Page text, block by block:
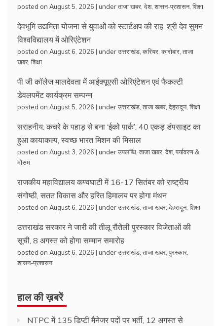
posted on August 5, 2026 | underताजा खबर देश, शासन-प्रशासन, शिक्षा
देवभूमि उद्यमिता योजना से युवाओं को स्टार्टअप की राह, श्री देव सुमन
विश्वविद्यालय में ओरिएंटेशन
posted on August 6, 2026 | underउत्तराखंड करियर कारोबार ताजा
खबर शिक्षा
पी जी कॉलेज मालदेवता में आईक्यूएसी ओरिएंटेशन एवं फैकल्टी
डेवलपमेंट कार्यक्रम सम्पन्न
posted on August 5, 2026 | underउत्तराखंड ताजा खबर देहरादून, शिक्षा
सराहनीय: कचरे के पहाड़ से बना ‘ईको पार्क’: 40 एकड़ डंपसाइट का
हुआ कायाकल्प, स्वच्छ भारत मिशन की मिसाल
posted on August 3, 2026 | underउपलब्धि ताजा खबर देश, पर्यावरण &
मौसम
राजकीय महाविद्यालय कण्वघाटी में 16-17 सितंबर को राष्ट्रीय
संगोष्ठी, सतत विकास और हरित हिमालय पर होगा मंथन
posted on August 6, 2026 | underउत्तराखंड ताजा खबर देहरादून, शिक्षा
उत्तराखंड सरकार ने जारी की तीलू रौतेली पुरस्कार विजेताओं की
सूची, 8 अगस्त को होगा सम्मान समारोह
posted on August 6, 2026 | underउत्तराखंड ताजा खबर पुरस्कार
शासन-प्रशासन
हाल की ख़बरें
NTPC में 135 डिप्टी मैनेजर पदों पर भर्ती, 12 अगस्त से